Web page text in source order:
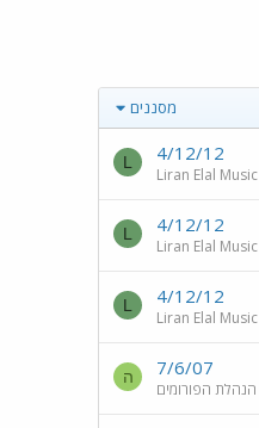
מסננים
4/12/12
Liran Elal Music
L
4/12/12
Liran Elal Music
L
4/12/12
Liran Elal Music
L
7/6/07
הנהלת הפורומים
ה